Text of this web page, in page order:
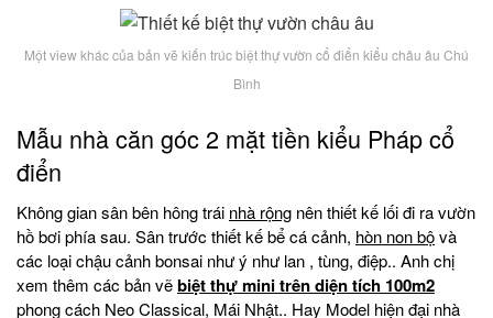
Một view khác của bản vẽ kiến trúc biệt thự vườn cổ điển kiểu châu âu Chú
Bình
Mẫu nhà căn góc 2 mặt tiền kiểu Pháp cổ
điển
Không gian sân bên hông trái nhà rộng nên thiết kế lối đi ra vườn
hồ bơi phía sau. Sân trước thiết kế bể cá cảnh, hòn non bộvà
các loại chậu cảnh bonsai như ý như lan , tùng, điệp.. Anh chị
xem thêm các bản vẽbiệt thự mini trên diện tích 100m2
phong cách Neo Classical, Mái Nhật.. Hay Model hiện đại nhà